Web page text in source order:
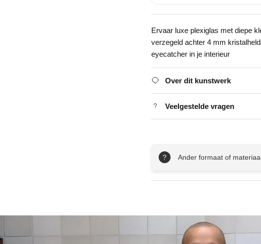
Ervaar luxe plexiglas met diepe
verzegeld achter 4 mm
eyecatcher in je interieur
Over dit kunstwerk
Veelgestelde vragen
? Ander formaat of